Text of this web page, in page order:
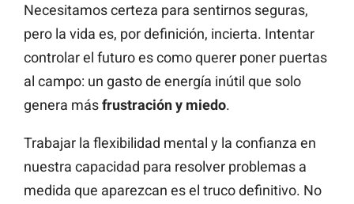
Necesitamos certeza para sentirnos seguras,
pero la vida es, por definición, incierta. Intentar
controlar el futuro es como querer poner puertas
al campo: un gasto de energía inútil que solo
genera másfrustración y miedo.
Trabajar la flexibilidad mental y la confianza en
nuestra capacidad para resolver problemas a
medida que aparezcan es el truco definitivo. No